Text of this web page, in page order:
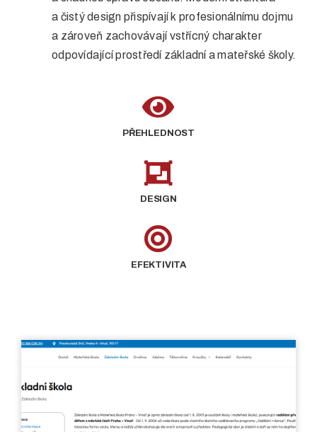
a čistý design přispívají k profesionálnímu dojmu
a zároveň zachovávají vstřícný charakter
odpovídající prostředí základní a mateřské školy.
PŘEHLEDNOST
DESIGN
EFEKTIVITA